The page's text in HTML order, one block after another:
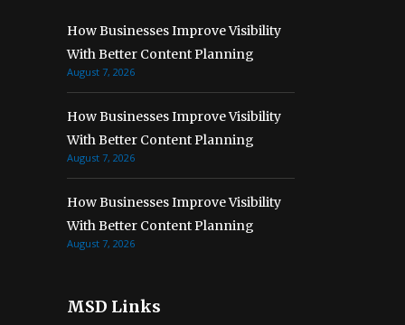
How Businesses Improve Visibility
With Better Content Planning
August 7, 2026
How Businesses Improve Visibility
With Better Content Planning
August 7, 2026
How Businesses Improve Visibility
With Better Content Planning
August 7, 2026
MSD Links